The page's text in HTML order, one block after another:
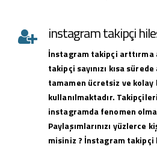
instagram takipçi
İnstagram takipçi arttırma
takipçi sayınızı kısa
tamamen ücretsiz ve kolay
kullanılmaktadır.
instagramda fenomen
Paylaşımlarınızı yüzlerce
misiniz ? İnstagram takipçi